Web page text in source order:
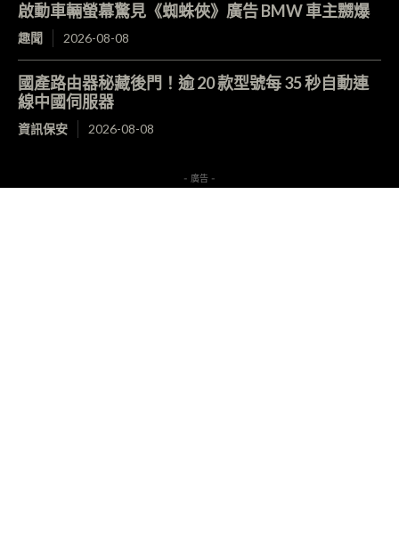
啟動車輛螢幕驚見《蜘蛛俠》廣告 BMW 車主嬲爆
趣聞 2026-08-08
國產路由器秘藏後門！逾 20 款型號每 35 秒自動連
線中國伺服器
資訊保安 2026-08-08
- 廣告 -